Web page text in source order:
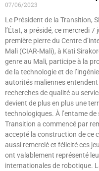
07/06/2023
Le Président de la Transition,
l’État, a présidé, ce mercredi
première pierre du Centre
Mali (CIAR-Mali), à Kati
genre au Mali, participe à la
de la technologie et de
autorités maliennes
recherches de qualité au
devient de plus en plus une
technologiques. À l’entame
Transition a commencé par
accepté la construction de ce
aussi remercié et félicité ces
ont valablement représenté
internationales de robotique.